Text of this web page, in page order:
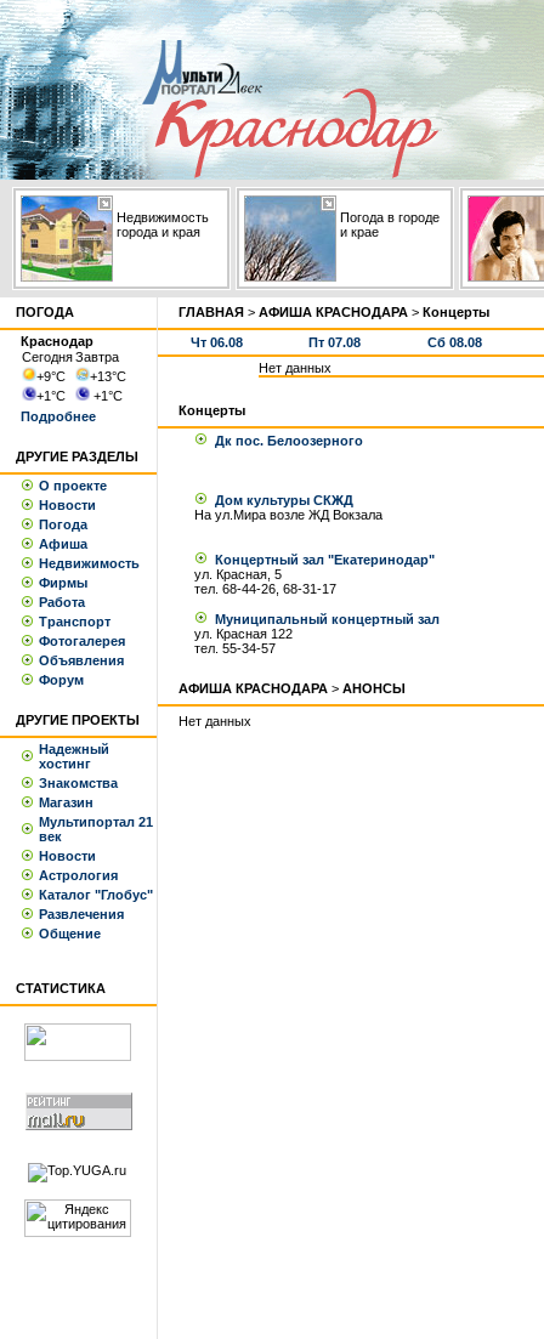
Недвижимость
города и края
Погода в городе
и крае
ПОГОДА
Краснодар
СегодняЗавтра
+9°С +13°С
+1°С +1°С
Подробнее
ДРУГИЕ РАЗДЕЛЫ
О проекте
Новости
Погода
Афиша
Недвижимость
Фирмы
Работа
Транспорт
Фотогалерея
Объявления
Форум
ДРУГИЕ ПРОЕКТЫ
Надежный
хостинг
Знакомства
Магазин
Мультипортал 21
век
Новости
Астрология
Каталог "Глобус"
Развлечения
Общение
СТАТИСТИКА
ГЛАВНАЯ > АФИША КРАСНОДАРА > Концерты
Чт 06.08 Пт 07.08
Сб 08.08
Нет данных
Концерты
Дк пос. Белоозерного
Дом культуры СКЖД
На ул.Мира возле ЖД Вокзала
Концертный зал "Екатеринодар"
ул. Красная, 5
тел. 68-44-26, 68-31-17
Муниципальный концертный зал
ул. Красная 122
тел. 55-34-57
АФИША КРАСНОДАРА > АНОНСЫ
Нет данных